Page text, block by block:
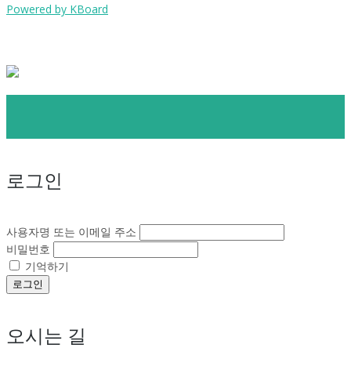
Powered by KBoard
로그인
사용자명 또는 이메일 주소
비밀번호
기억하기
로그인
오시는 길